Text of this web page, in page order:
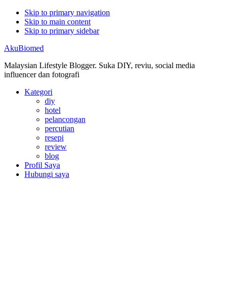
Skip to primary navigation
Skip to main content
Skip to primary sidebar
AkuBiomed
Malaysian Lifestyle Blogger. Suka DIY, reviu, social media
influencer dan fotografi
Kategori
diy
hotel
pelancongan
percutian
resepi
review
blog
Profil Saya
Hubungi saya